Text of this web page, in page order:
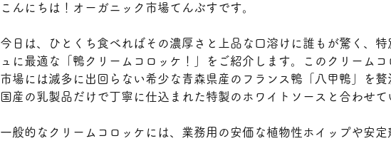
こんにちは！オーガニック市場てんぶすです。
今日は、ひとくち食べればその濃厚さと上品な口溶けに誰もが驚く、
ュに最適な「鴨クリームコロッケ！」をご紹介します。このクリームコ
市場には滅多に出回らない希少な青森県産のフランス鴨「八甲鴨」を
国産の乳製品だけで丁寧に仕込まれた特製のホワイトソースと合わせて
一般的なクリームコロッケには、業務用の安価な植物性ホイップや安定